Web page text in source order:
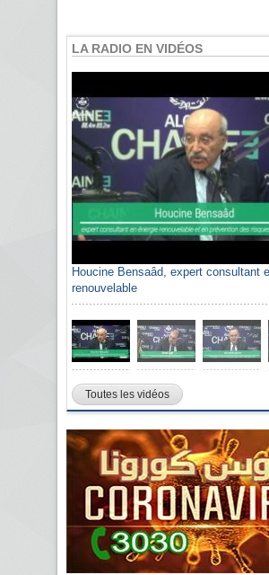
LA RADIO EN VIDÉOS
Houcine Bensaâd, expert consultant
renouvelable
Toutes les vidéos